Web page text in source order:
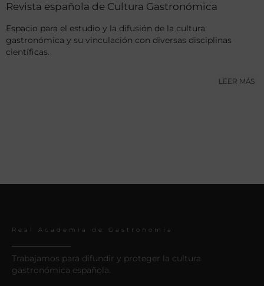
Revista española de Cultura Gastronómica
Espacio para el estudio y la difusión de la cultura
gastronómica y su vinculación con diversas disciplinas
científicas.
LEER MÁS
Real Academia de Gastronomía
Trabajamos para difundir y proteger la cultura
gastronómica española.